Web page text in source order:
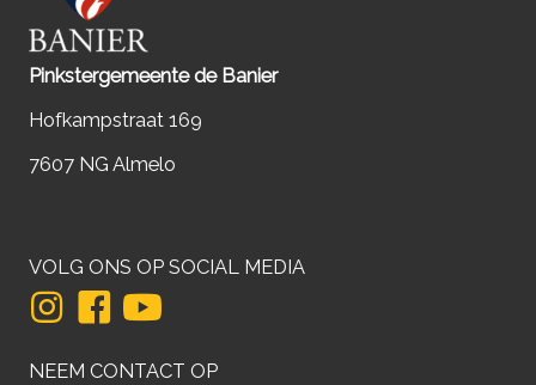
Pinkstergemeente de Banier
Hofkampstraat 169
7607 NG Almelo
VOLG ONS OP SOCIAL MEDIA
NEEM CONTACT OP